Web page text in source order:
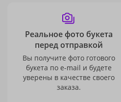
Реальное фото букета
перед отправкой
Вы получите фото готового
букета по e-mail и будете
уверены в качестве своего
заказа.